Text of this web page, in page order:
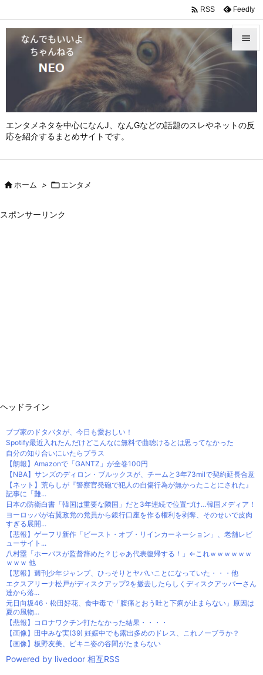
エンタメネタを中心になんJ、なんGなどの話題のスレやネットの反
応を紹介するまとめサイトです。



 RSS Feedly
ホーム > エンタメ
スポンサーリンク
ヘッドライン
ブブ家のドタバタが、今日も愛おしい！
Spotify最近入れたんだけどこんなに無料で曲聴けるとは思ってなかった
自分の知り合いにいたらプラス
【朗報】Amazonで「GANTZ」が全巻100円
【NBA】サンズのディロン・ブルックスが、チームと3年73milで契約延長合意
【ネット】荒らしが『警察官発砲で犯人の自傷行為が無かったことにされた』
記事に「難...
日本の防衛白書「韓国は重要な隣国」だと3年連続で位置づけ…韓国メディア！
ヨーロッパが右翼政党の党員から銀行口座を作る権利を剥奪、そのせいで皮肉
すぎる展開...
【悲報】ゲーフリ新作「ビースト・オブ・リインカーネーション」、老舗レビ
ューサイト...
八村塁「ホーバスが監督辞めた？じゃあ代表復帰する！」←これｗｗｗｗｗｗ
ｗｗｗ 他
【悲報】週刊少年ジャンプ、ひっそりとヤバいことになっていた・・・他
エクスアリーナ松戸がディスクアップ2を撤去したらしくディスクアッパーさん
達から落...
元日向坂46・松田好花、食中毒で「腹痛とおう吐と下痢が止まらない」原因は
夏の風物...
【悲報】コロナワクチン打たなかった結果・・・・
【画像】田中みな実(39) 妊娠中でも露出多めのドレス、これノーブラか？
【画像】板野友美、ビキニ姿の谷間がたまらない
Powered by livedoor 相互RSS